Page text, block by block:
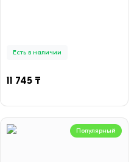
Есть в наличии
11 745 ₸
Популярный